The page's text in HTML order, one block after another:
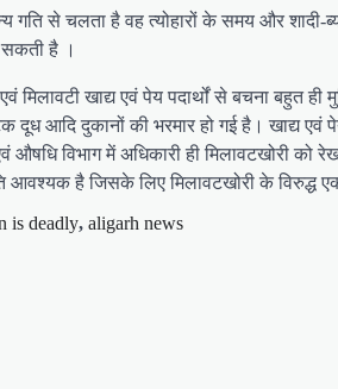
गति से चलता है वह त्योहारों के समय और
है ।
एवं मिलावटी खाद्य एवं पेय पदार्थों से बचना
दूध आदि दुकानों की भरमार हो गई है। खाद्य
एवं औषधि विभाग में अधिकारी ही
आवश्यक है जिसके लिए मिलावटखोरी के विरुद्ध
is deadly, aligarh news